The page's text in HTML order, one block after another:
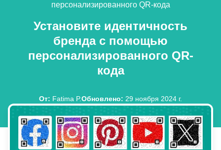
персонализированного QR-кода
Установите идентичность
бренда с помощью
персонализированного QR-
кода
От: Fatima P.Обновлено: 29 ноября 2024 г.